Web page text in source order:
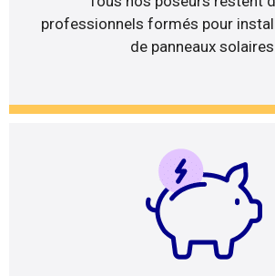
professionnels formés pour
de panneaux